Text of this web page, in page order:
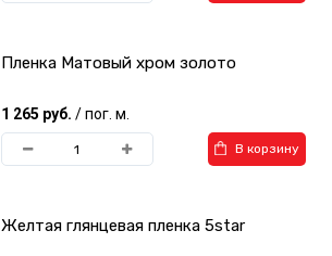
Пленка Матовый хром золото
1 265 руб. / пог. м.
В корзину
Желтая глянцевая пленка 5star